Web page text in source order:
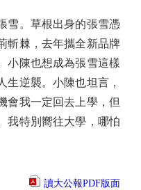
。草根出身的張雪憑
斬棘，去年攜全新品牌
小陳也想成為張雪這樣
生逆襲。小陳也坦言，
會我一定回去上學，但
我特別嚮往大學，哪怕
讀大公報PDF版面